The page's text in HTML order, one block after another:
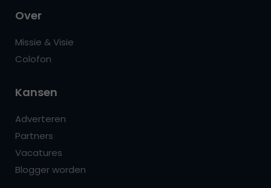
Over
Missie & Visie
Colofon
Kansen
Adverteren
Partners
Vacatures
Blogger worden